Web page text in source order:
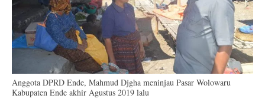
Anggota DPRD Ende, Mahmud Djgha meninjau Pasar Wolowaru
Kabupaten Ende akhir Agustus 2019 lalu